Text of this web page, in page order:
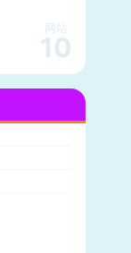
网站
10